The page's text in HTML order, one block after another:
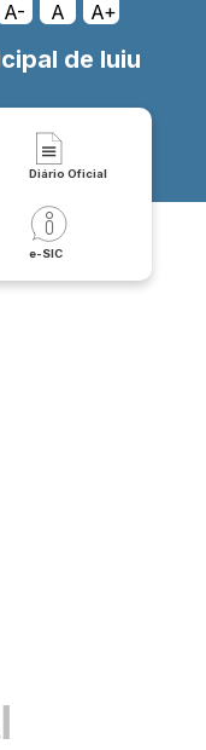
A- A A+
de Iuiu
Diário Oficial
e-SIC